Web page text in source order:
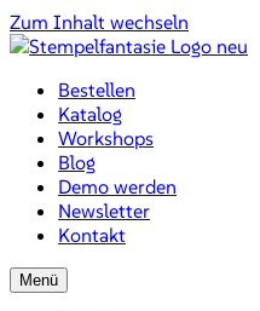
Zum Inhalt wechseln
Bestellen
Katalog
Workshops
Blog
Demo werden
Newsletter
Kontakt
Menü